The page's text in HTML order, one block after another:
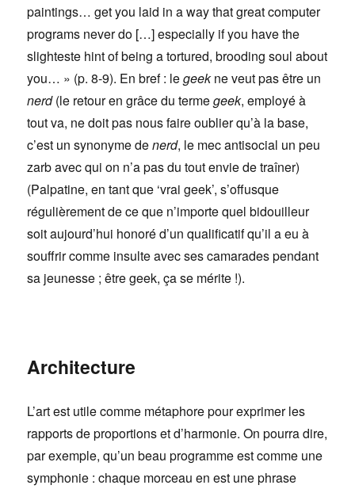
paintings… get you laid in a way that great computer
programs never do […] especially if you have the
slighteste hint of being a tortured, brooding soul about
you… » (p. 8-9). En bref : legeekne veut pas être un
nerd(le retour en grâce du termegeek, employé à
tout va, ne doit pas nous faire oublier qu’à la base,
c’est un synonyme denerd, le mec antisocial un peu
zarb avec qui on n’a pas du tout envie de traîner)
(Palpatine, en tant que ‘vrai geek’, s’offusque
régulièrement de ce que n’importe quel bidouilleur
soit aujourd’hui honoré d’un qualificatif qu’il a eu à
souffrir comme insulte avec ses camarades pendant
sa jeunesse ; être geek, ça se mérite !).
Architecture
L’art est utile comme métaphore pour exprimer les
rapports de proportions et d’harmonie. On pourra dire,
par exemple, qu’un beau programme est comme une
symphonie : chaque morceau en est une phrase